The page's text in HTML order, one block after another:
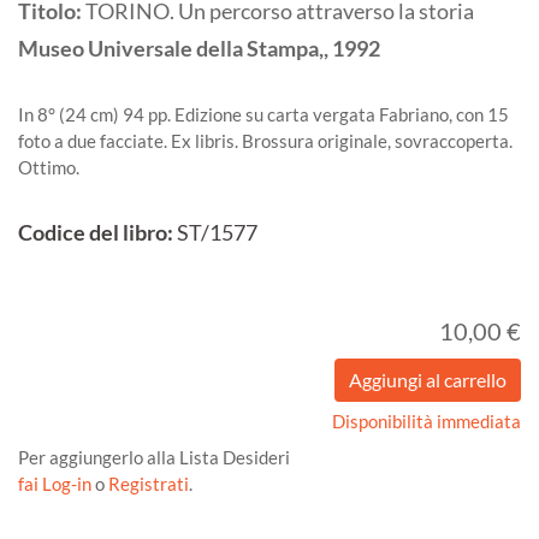
Titolo:TORINO. Un percorso attraverso la storia
Museo Universale della Stampa,,1992
In 8° (24 cm) 94 pp. Edizione su carta vergata Fabriano, con 15
foto a due facciate. Ex libris. Brossura originale, sovraccoperta.
Ottimo.
Codice del libro:ST/1577
10,00 €
Disponibilità immediata
Per aggiungerlo alla Lista Desideri
fai Log-ino Registrati.